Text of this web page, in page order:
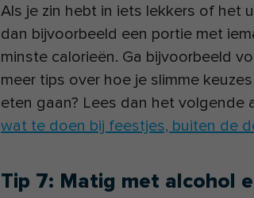
Als je zin hebt in iets lekkers of het
dan bijvoorbeeld een portie met
minste calorieën. Ga bijvoorbeeld
meer tips over hoe je slimme
eten gaan? Lees dan het volgende
wat te doen bij feestjes, buiten de
Tip 7: Matig met alcohol